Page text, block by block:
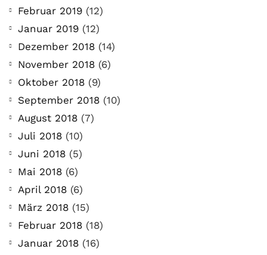
Februar 2019 (12)
Januar 2019 (12)
Dezember 2018 (14)
November 2018 (6)
Oktober 2018 (9)
September 2018 (10)
August 2018 (7)
Juli 2018 (10)
Juni 2018 (5)
Mai 2018 (6)
April 2018 (6)
März 2018 (15)
Februar 2018 (18)
Januar 2018 (16)